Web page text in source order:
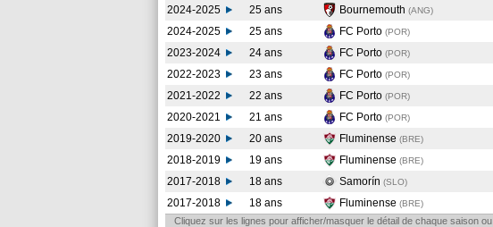
2024-2025
25 ans Bournemouth (ANG)
2024-2025
25 ans FC Porto (POR)
2023-2024
24 ans FC Porto (POR)
2022-2023
23 ans FC Porto (POR)
2021-2022
22 ans FC Porto (POR)
2020-2021
21 ans FC Porto (POR)
2019-2020
20 ans Fluminense (BRE)
2018-2019
19 ans Fluminense (BRE)
2017-2018
18 ans Samorín (SLO)
2017-2018
18 ans Fluminense (BRE)
Cliquez sur les lignes pour afficher/masquer le détail de chaque saison ou